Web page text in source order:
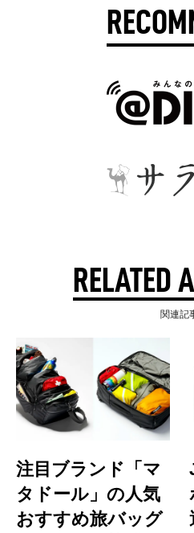
RELATED
関連記
注目ブランド「マ
タドール」の人気
おすすめ旅バッグ